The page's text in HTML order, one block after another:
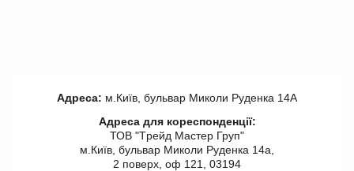
Адреса: м.Київ, бульвар Миколи Руденка 14А
Адреса для кореспонденції:
ТОВ "Tрейд Мастер Груп"
м.Київ, бульвар Миколи Руденка 14а,
2 поверх, оф 121, 03194